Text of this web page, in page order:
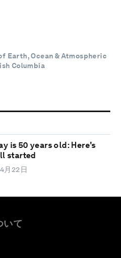
Earth, Ocean & Atmospheric
Columbia
is 50 years old: Here's
started
月22日
いて